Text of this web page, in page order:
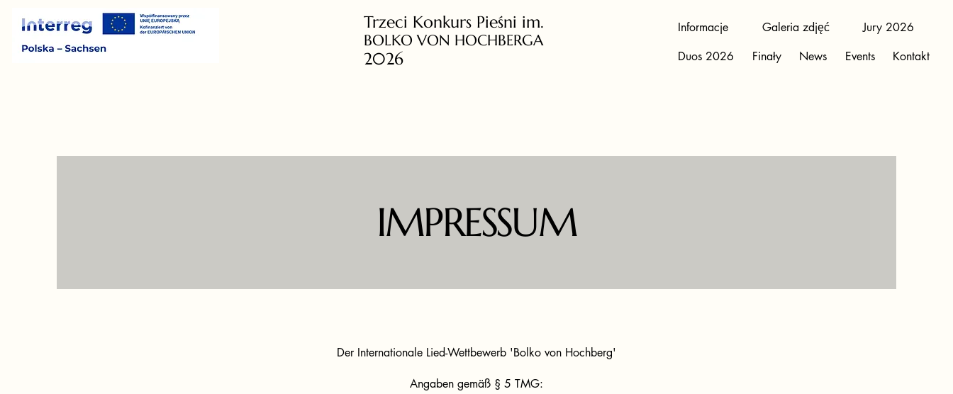
Trzeci Konkurs Pieśni im.
BOLKO VON HOCHBERGA
2026
Informacje Galeria zdjęć
Jury 2026
Duos 2026
Finały News Events Kontakt
IMPRESSUM
Der Internationale Lied-Wettbewerb 'Bolko von Hochberg'
Angaben gemäß § 5 TMG: